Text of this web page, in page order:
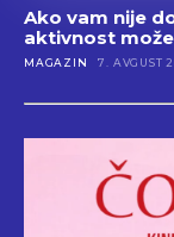
Ako vam nije
aktivnost
MAGAZIN 7. AVGUST